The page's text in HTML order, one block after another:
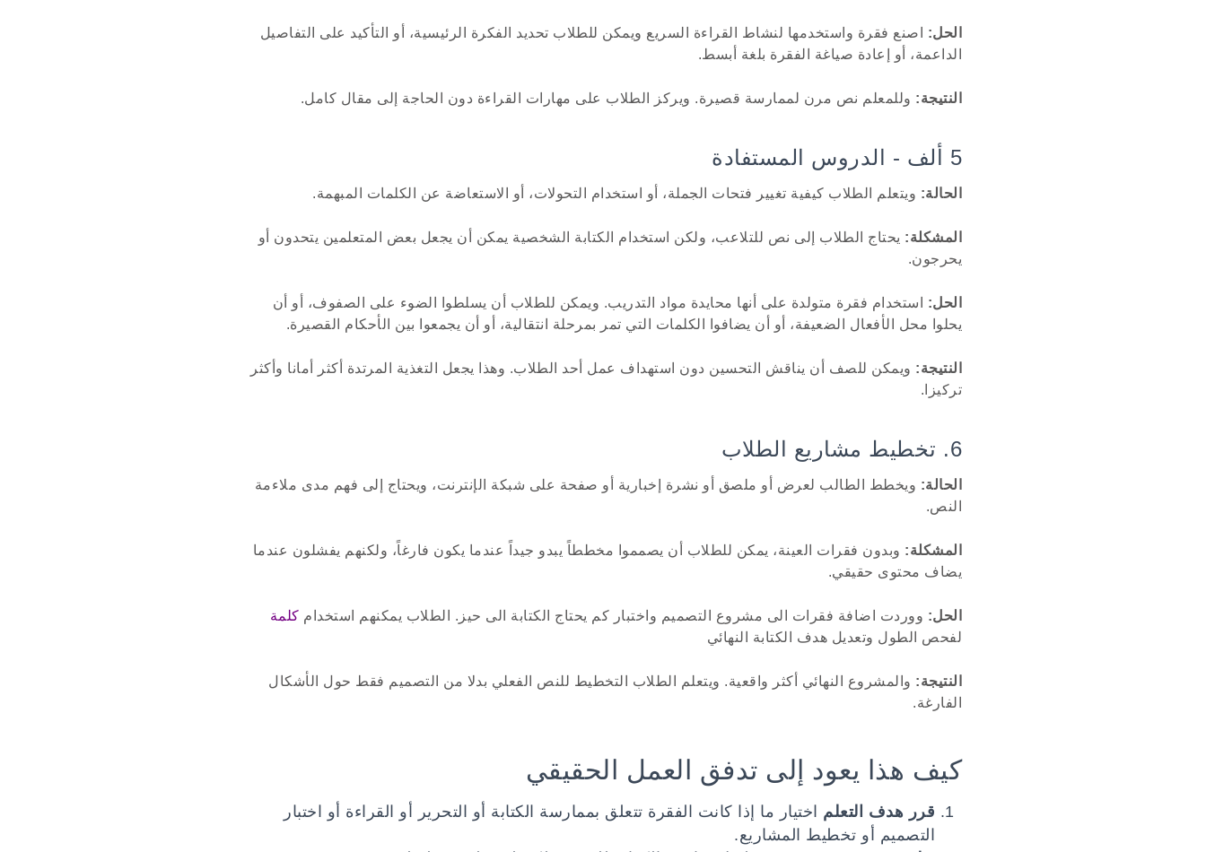
الحل: اصنع فقرة واستخدمها لنشاط القراءة السريع ويمكن للطلاب تحديد الفكرة الرئيسية، أو التأكيد على التفاصيل
الداعمة، أو إعادة صياغة الفقرة بلغة أبسط.
النتيجة: وللمعلم نص مرن لممارسة قصيرة. ويركز الطلاب على مهارات القراءة دون الحاجة إلى مقال كامل.
5 ألف - الدروس المستفادة
الحالة: ويتعلم الطلاب كيفية تغيير فتحات الجملة، أو استخدام التحولات، أو الاستعاضة عن الكلمات المبهمة.
المشكلة: يحتاج الطلاب إلى نص للتلاعب، ولكن استخدام الكتابة الشخصية يمكن أن يجعل بعض المتعلمين يتحدون أو
يحرجون.
الحل: استخدام فقرة متولدة على أنها محايدة مواد التدريب. ويمكن للطلاب أن يسلطوا الضوء على الصفوف، أو أن
يحلوا محل الأفعال الضعيفة، أو أن يضافوا الكلمات التي تمر بمرحلة انتقالية، أو أن يجمعوا بين الأحكام القصيرة.
النتيجة: ويمكن للصف أن يناقش التحسين دون استهداف عمل أحد الطلاب. وهذا يجعل التغذية المرتدة أكثر أمانا وأكثر
تركيزا.
6. تخطيط مشاريع الطلاب
الحالة: ويخطط الطالب لعرض أو ملصق أو نشرة إخبارية أو صفحة على شبكة الإنترنت، ويحتاج إلى فهم مدى ملاءمة
النص.
المشكلة: وبدون فقرات العينة، يمكن للطلاب أن يصمموا مخططاً يبدو جيداً عندما يكون فارغاً، ولكنهم يفشلون عندما
يضاف محتوى حقيقي.
الحل: ووردت اضافة فقرات الى مشروع التصميم واختبار كم يحتاج الكتابة الى حيز. الطلاب يمكنهم استخدام كلمة
لفحص الطول وتعديل هدف الكتابة النهائي
النتيجة: والمشروع النهائي أكثر واقعية. ويتعلم الطلاب التخطيط للنص الفعلي بدلا من التصميم فقط حول الأشكال
الفارغة.
كيف هذا يعود إلى تدفق العمل الحقيقي
قرر هدف التعلم اختيار ما إذا كانت الفقرة تتعلق بممارسة الكتابة أو التحرير أو القراءة أو اختبار
التصميم أو تخطيط المشاريع.